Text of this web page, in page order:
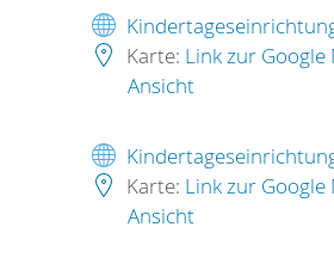
Karte: Link zur Google
Ansicht
Karte: Link zur Google
Ansicht